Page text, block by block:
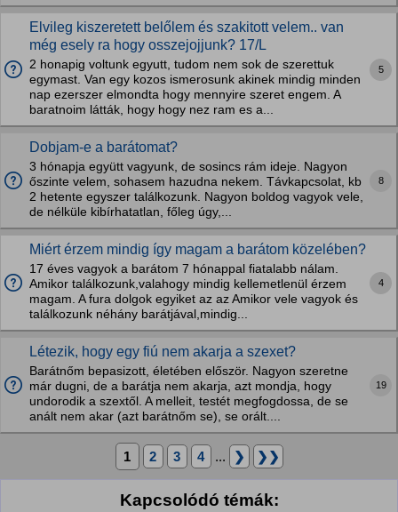
Elvileg kiszeretett belőlem és szakitott velem.. van
még esely ra hogy osszejojjunk? 17/L
2 honapig voltunk egyutt, tudom nem sok de szerettuk
egymast. Van egy kozos ismerosunk akinek mindig minden
nap ezerszer elmondta hogy mennyire szeret engem. A
baratnoim látták, hogy hogy nez ram es a...
5
Dobjam-e a barátomat?
3 hónapja együtt vagyunk, de sosincs rám ideje. Nagyon
őszinte velem, sohasem hazudna nekem. Távkapcsolat, kb
2 hetente egyszer találkozunk. Nagyon boldog vagyok vele,
de nélküle kibírhatatlan, főleg úgy,...
8
Miért érzem mindig így magam a barátom közelében?
17 éves vagyok a barátom 7 hónappal fiatalabb nálam.
Amikor találkozunk,valahogy mindig kellemetlenül érzem
magam. A fura dolgok egyiket az az Amikor vele vagyok és
találkozunk néhány barátjával,mindig...
4
Létezik, hogy egy fiú nem akarja a szexet?
Barátnőm bepasizott, életében először. Nagyon szeretne
már dugni, de a barátja nem akarja, azt mondja, hogy
undorodik a szextől. A melleit, testét megfogdossa, de se
anált nem akar (azt barátnőm se), se orált....
19
1 2 3 4 ... ❯ ❯❯
Kapcsolódó témák: